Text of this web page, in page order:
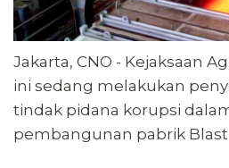
Jakarta, CNO - Kejaksaan
ini sedang melakukan
tindak pidana korupsi
pembangunan pabrik